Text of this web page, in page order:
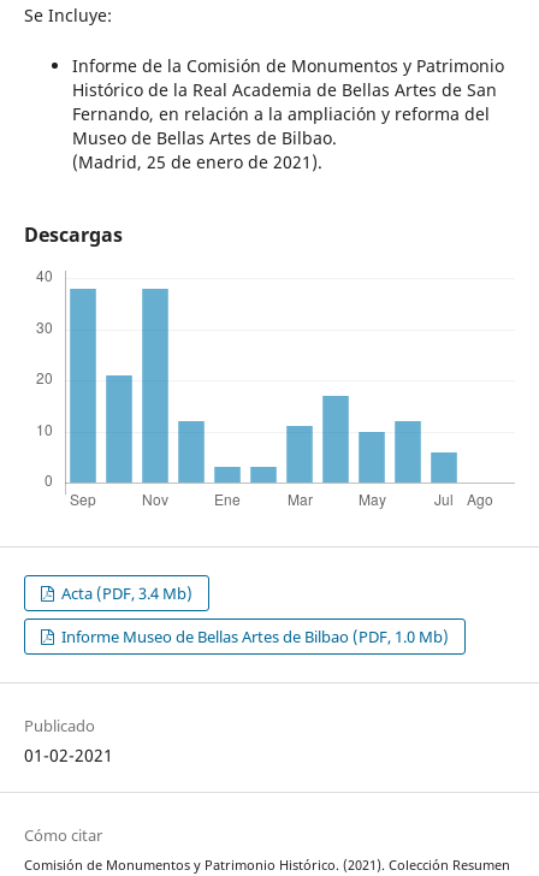
Se Incluye:
Informe de la Comisión de Monumentos y Patrimonio
Histórico de la Real Academia de Bellas Artes de San
Fernando, en relación a la ampliación y reforma del
Museo de Bellas Artes de Bilbao.
(Madrid, 25 de enero de 2021).
Descargas
Acta (PDF, 3.4 Mb)
Informe Museo de Bellas Artes de Bilbao (PDF, 1.0 Mb)
Publicado
01-02-2021
Cómo citar
Comisión de Monumentos y Patrimonio Histórico. (2021). Colección Resumen